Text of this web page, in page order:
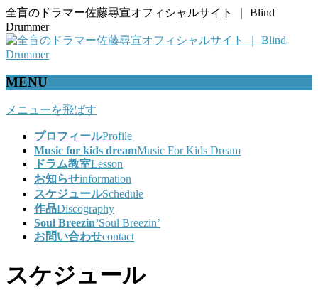
全盲のドラマー佐藤尋宣オフィシャルサイト ｜ Blind
Drummer
MENU
メニューを飛ばす
プロフィールProfile
Music for kids dreamMusic For Kids Dream
ドラム教室Lesson
お知らせinformation
スケジュールSchedule
作品Discography
Soul Breezin’Soul Breezin’
お問い合わせcontact
スケジュール